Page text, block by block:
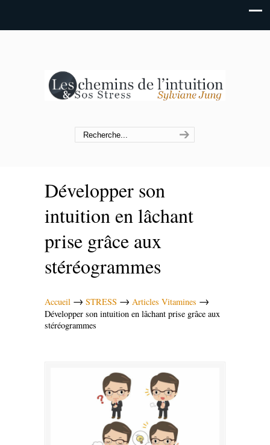
Développer son
intuition en lâchant
prise grâce aux
stéréogrammes
Accueil → STRESS → Articles Vitamines →
Développer son intuition en lâchant prise grâce aux
stéréogrammes